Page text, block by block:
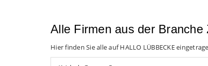
Alle Firmen aus der Branche
Hier finden Sie alle auf HALLO LÜBBECKE